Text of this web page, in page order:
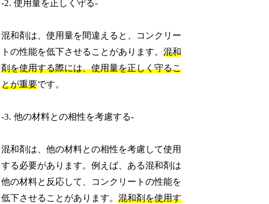
-2. 使用量を正しく守る-
混和剤は、使用量を間違えると、コンクリー
トの性能を低下させることがあります。混和
剤を使用する際には、使用量を正しく守るこ
とが重要です。
-3. 他の材料との相性を考慮する-
混和剤は、他の材料との相性を考慮して使用
する必要があります。例えば、ある混和剤は
他の材料と反応して、コンクリートの性能を
低下させることがあります。混和剤を使用す